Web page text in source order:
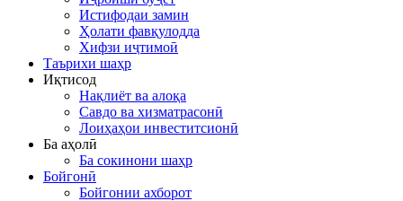
Истифодаи замин
Ҳолати фавқулодда
Хифзи иҷтимоӣ
Таърихи шаҳр
Иқтисод
Нақлиёт ва алоқа
Савдо ва хизматрасонӣ
Лоиҳаҳои инвеститсионӣ
Ба аҳолӣ
Ба сокинони шаҳр
Бойгонӣ
Бойгонии ахборот